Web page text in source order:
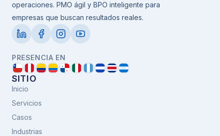
operaciones. PMO ágil y BPO inteligente para
empresas que buscan resultados reales.
PRESENCIA EN
SITIO
Inicio
Servicios
Casos
Industrias